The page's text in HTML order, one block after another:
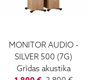
MONITOR AUDIO-
SILVER 500 (7G)
Grīdas akustika